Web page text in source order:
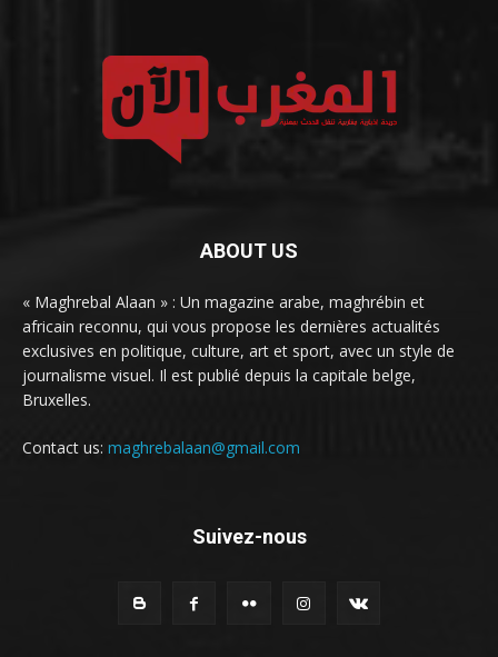
ABOUT US
« Maghrebal Alaan » : Un magazine arabe, maghrébin et
africain reconnu, qui vous propose les dernières actualités
exclusives en politique, culture, art et sport, avec un style de
journalisme visuel. Il est publié depuis la capitale belge,
Bruxelles.
Contact us: maghrebalaan@gmail.com
Suivez-nous